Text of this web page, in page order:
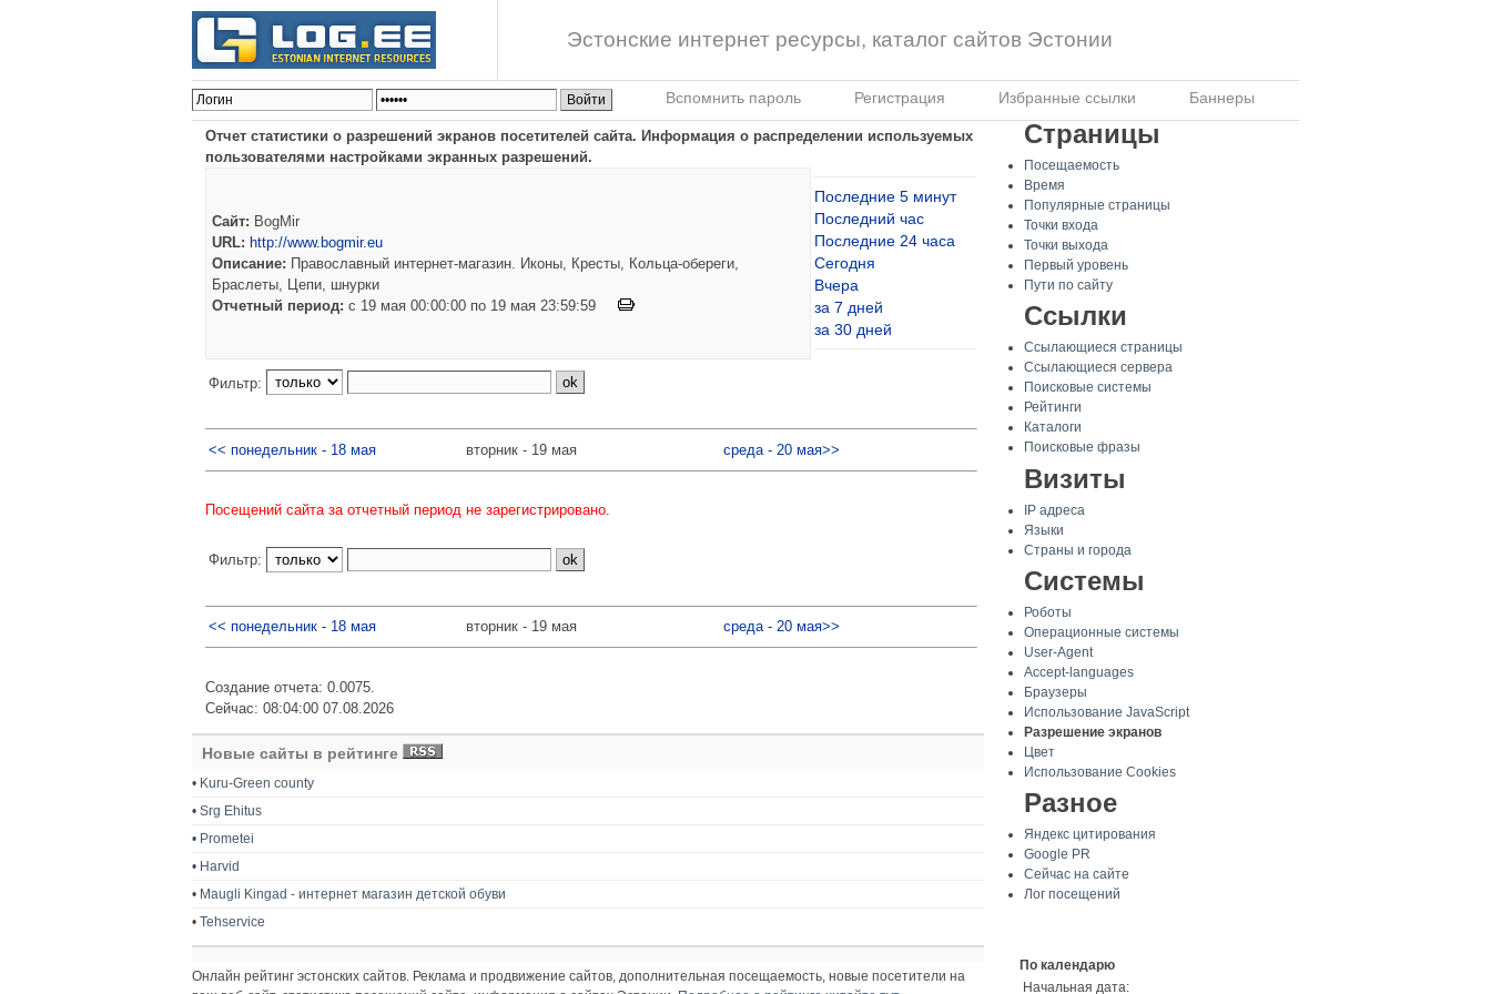
Эстонские интернет ресурсы, каталог сайтов Эстонии
Вспомнить пароль Регистрация Избранные ссылки Баннеры
Отчет статистики о разрешений экранов посетителей сайта. Информация о распределении используемых
пользователями настройками экранных разрешений.
Сайт: BogMir
URL: http://www.bogmir.eu
Описание: Православный интернет-магазин. Иконы, Кресты, Кольца-обереги,
Браслеты, Цепи, шнурки
Отчетный период: c 19 мая 00:00:00 по 19 мая 23:59:59
Последние 5 минут
Последний час
Последние 24 часа
Сегодня
Вчера
за 7 дней
за 30 дней
Фильтр:
<< понедельник - 18 мая вторник - 19 мая среда - 20 мая>>
Посещений сайта за отчетный период не зарегистрировано.
Фильтр:
<< понедельник - 18 мая вторник - 19 мая среда - 20 мая>>
Создание отчета: 0.0075.
Сейчас: 08:04:00 07.08.2026
Новые сайты в рейтинге
• Kuru-Green county
• Srg Ehitus
• Prometei
• Harvid
• Maugli Kingad - интернет магазин детской обуви
• Tehservice
Онлайн рейтинг эстонских сайтов. Реклама и продвижение сайтов, дополнительная посещаемость, новые посетители на
Страницы
Посещаемость
Время
Популярные страницы
Точки входа
Точки выхода
Первый уровень
Пути по сайту
Ссылки
Ссылающиеся страницы
Ссылающиеся сервера
Поисковые системы
Рейтинги
Каталоги
Поисковые фразы
Визиты
IP адреса
Языки
Страны и города
Системы
Роботы
Операционные системы
User-Agent
Accept-languages
Браузеры
Использование JavaScript
Разрешение экранов
Цвет
Использование Cookies
Разное
Яндекс цитирования
Google PR
Сейчас на сайте
Лог посещений
По календарю
Начальная дата: